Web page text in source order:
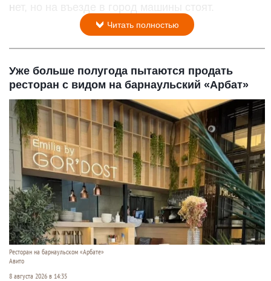
нет, но на въезде в город машины стоят.
Читать полностью
Уже больше полугода пытаются продать
ресторан с видом на барнаульский «Арбат»
Ресторан на барнаульском «Арбате»
Авито
8 августа 2026 в 14:35